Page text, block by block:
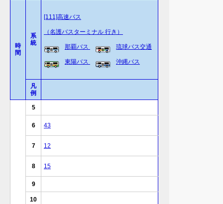
時
間
系
統
[111]高速バス
（名護バスターミナル 行き）
那覇バス 琉球バス交通
東陽バス 沖縄バス
凡
例
5
6 43
7 12
8 15
9
10